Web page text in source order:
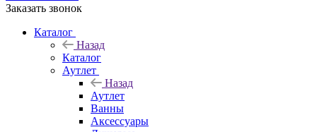
Заказать звонок
Каталог
Назад
Каталог
Аутлет
Назад
Аутлет
Ванны
Аксессуары